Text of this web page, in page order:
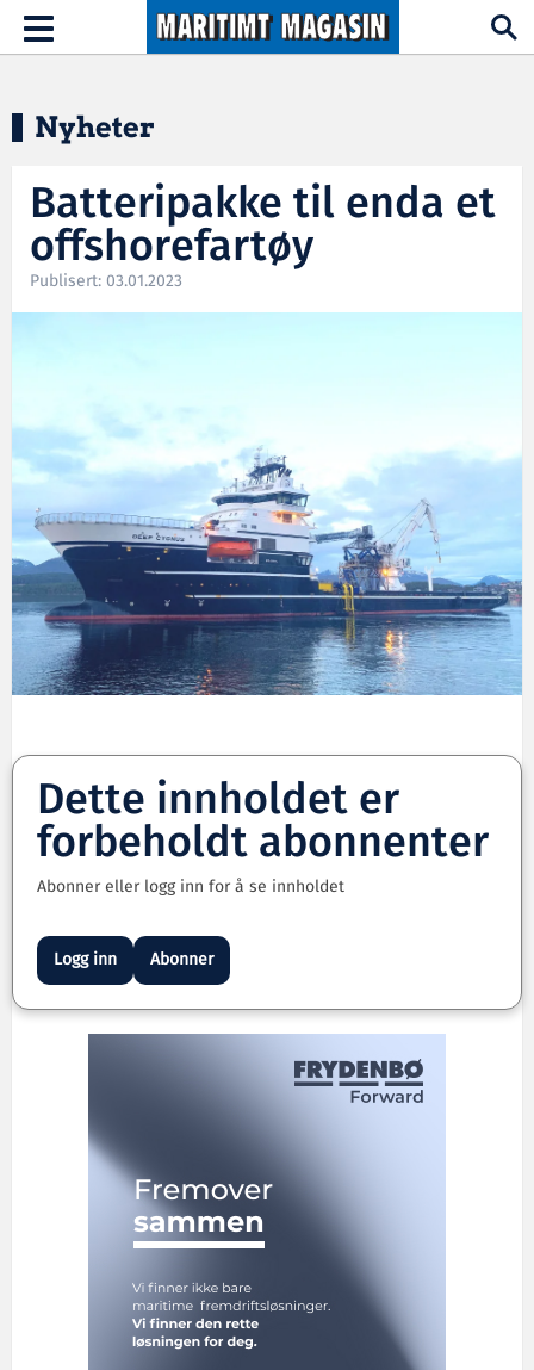
Hopp til hovedinnhold
Toggle
navigation
Nyheter
Batteripakke til enda et
offshorefartøy
Publisert: 03.01.2023
Dette innholdet er
forbeholdt abonnenter
Abonner eller logg inn for å se innholdet
Logg inn Abonner